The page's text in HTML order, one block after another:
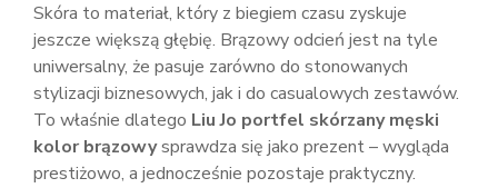
Skóra to materiał, który z biegiem czasu zyskuje
jeszcze większą głębię. Brązowy odcień jest na tyle
uniwersalny, że pasuje zarówno do stonowanych
stylizacji biznesowych, jak i do casualowych zestawów.
To właśnie dlatego Liu Jo portfel skórzany męski
kolor brązowysprawdza się jako prezent – wygląda
prestiżowo, a jednocześnie pozostaje praktyczny.